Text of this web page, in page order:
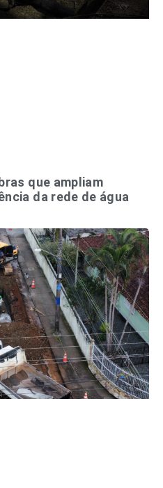
que ampliam
da rede de água